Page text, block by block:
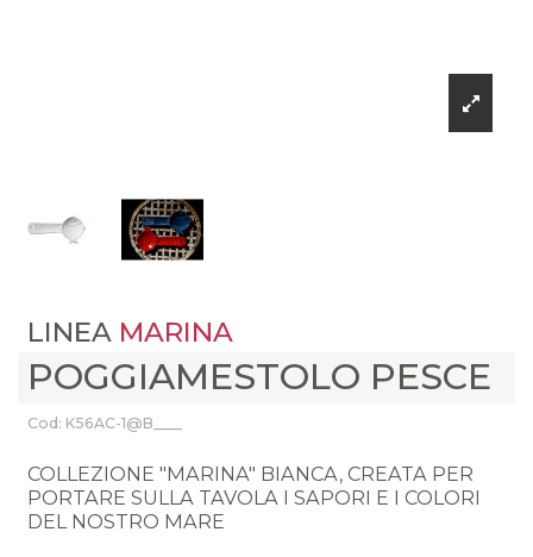
LINEA MARINA
POGGIAMESTOLO PESCE
Cod: K56AC-1@B____
COLLEZIONE "MARINA" BIANCA, CREATA PER
PORTARE SULLA TAVOLA I SAPORI E I COLORI
DEL NOSTRO MARE